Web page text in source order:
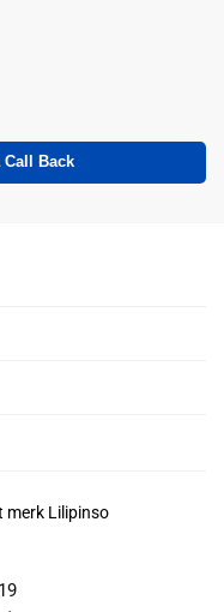
Call Back
merk Lilipinso